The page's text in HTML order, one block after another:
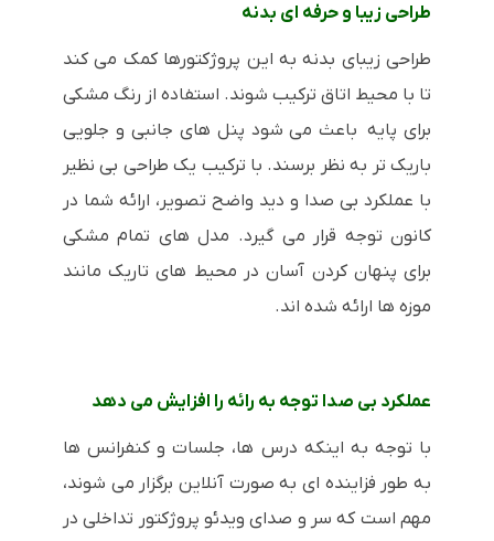
طراحی زیبا و حرفه ای بدنه
طراحی زیبای بدنه به این پروژکتورها کمک می کند
تا با محیط اتاق ترکیب شوند. استفاده از رنگ مشکی
برای پایه باعث می شود پنل های جانبی و جلویی
باریک تر به نظر برسند. با ترکیب یک طراحی بی نظیر
با عملکرد بی صدا و دید واضح تصویر، ارائه شما در
کانون توجه قرار می گیرد. مدل های تمام مشکی
برای پنهان کردن آسان در محیط های تاریک مانند
موزه ها ارائه شده اند.
عملکرد بی صدا توجه به رائه را افزایش می دهد
با توجه به اینکه درس ها، جلسات و کنفرانس ها
به طور فزاینده ای به صورت آنلاین برگزار می شوند،
مهم است که سر و صدای ویدئو پروژکتور تداخلی در